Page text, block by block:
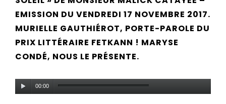
EMISSION DU VENDREDI 17 NOVEMBRE 2017.
MURIELLE GAUTHIÉROT, PORTE-PAROLE DU
PRIX LITTÉRAIRE FETKANN ! MARYSE
CONDÉ, NOUS LE PRÉSENTE.
Lecteur
audio
00:00